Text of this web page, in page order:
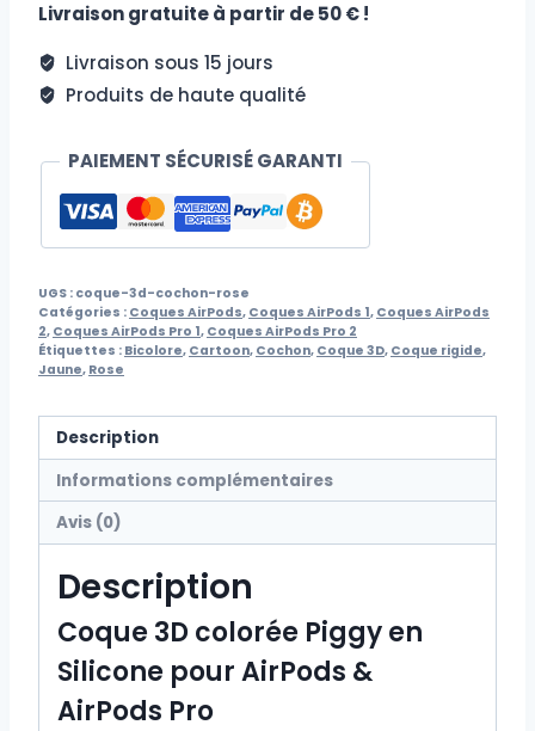
AirPods
Livraison gratuite à partir de 50 € !
Livraison sous 15 jours
Produits de haute qualité
PAIEMENT SÉCURISÉ GARANTI
UGS : coque-3d-cochon-rose
Catégories : Coques AirPods, Coques AirPods 1, Coques AirPods
2, Coques AirPods Pro 1, Coques AirPods Pro 2
Étiquettes : Bicolore, Cartoon, Cochon, Coque 3D, Coque rigide,
Jaune, Rose
Description
Informations complémentaires
Avis (0)
Description
Coque 3D colorée Piggy en
Silicone pour AirPods &
AirPods Pro